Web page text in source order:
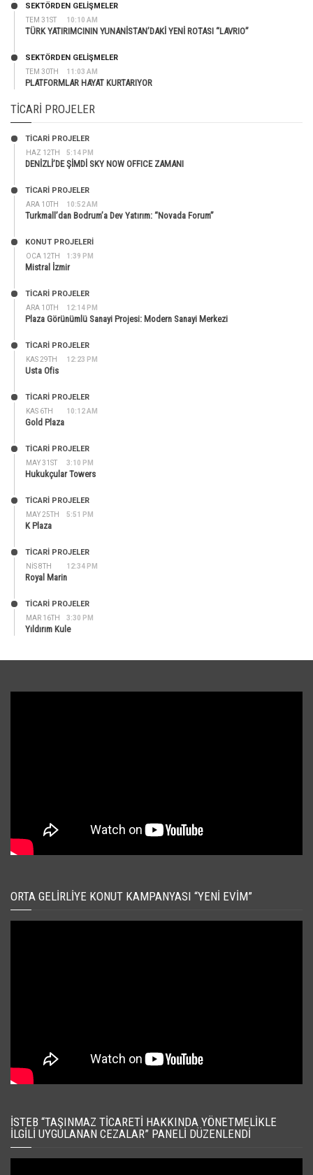
TEM 31ST 10:10 AM
SEKTÖRDEN GELIŞMELER
TÜRK YATIRIMCININ YUNANİSTAN’DAKİ YENİ ROTASI “LAVRIO”
TEM 30TH 11:03 AM
SEKTÖRDEN GELIŞMELER
PLATFORMLAR HAYAT KURTARIYOR
TICARI PROJELER
HAZ 12TH 5:14 PM
TİCARİ PROJELER
DENİZLİ’DE ŞİMDİ SKY NOW OFFICE ZAMANI
ARA 10TH 10:52 AM
TİCARİ PROJELER
Turkmall’dan Bodrum’a Dev Yatırım: “Novada Forum”
OCA 12TH 1:39 PM
KONUT PROJELERI
Mistral İzmir
ARA 10TH 12:14 PM
TİCARİ PROJELER
Plaza Görünümlü Sanayi Projesi: Modern Sanayi Merkezi
KAS 29TH 12:23 PM
TİCARİ PROJELER
Usta Ofis
KAS 6TH 10:12 AM
TİCARİ PROJELER
Gold Plaza
MAY 31ST 3:10 PM
TİCARİ PROJELER
Hukukçular Towers
MAY 25TH 5:51 PM
TİCARİ PROJELER
K Plaza
NIS 8TH 12:34 PM
TİCARİ PROJELER
Royal Marin
MAR 16TH 3:30 PM
TİCARİ PROJELER
Yıldırım Kule
ORTA GELIRLIYE KONUT KAMPANYASI “YENI EVIM”
İSTEB “TAŞINMAZ TICARETI HAKKINDA YÖNETMELIKLE
İLGILI UYGULANAN CEZALAR” PANELI DÜZENLENDI